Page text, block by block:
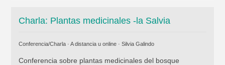
Charla: Plantas medicinales -la Salvia
Conferencia/Charla · A distancia u online · Silvia Galindo
Conferencia sobre plantas medicinales del bosque